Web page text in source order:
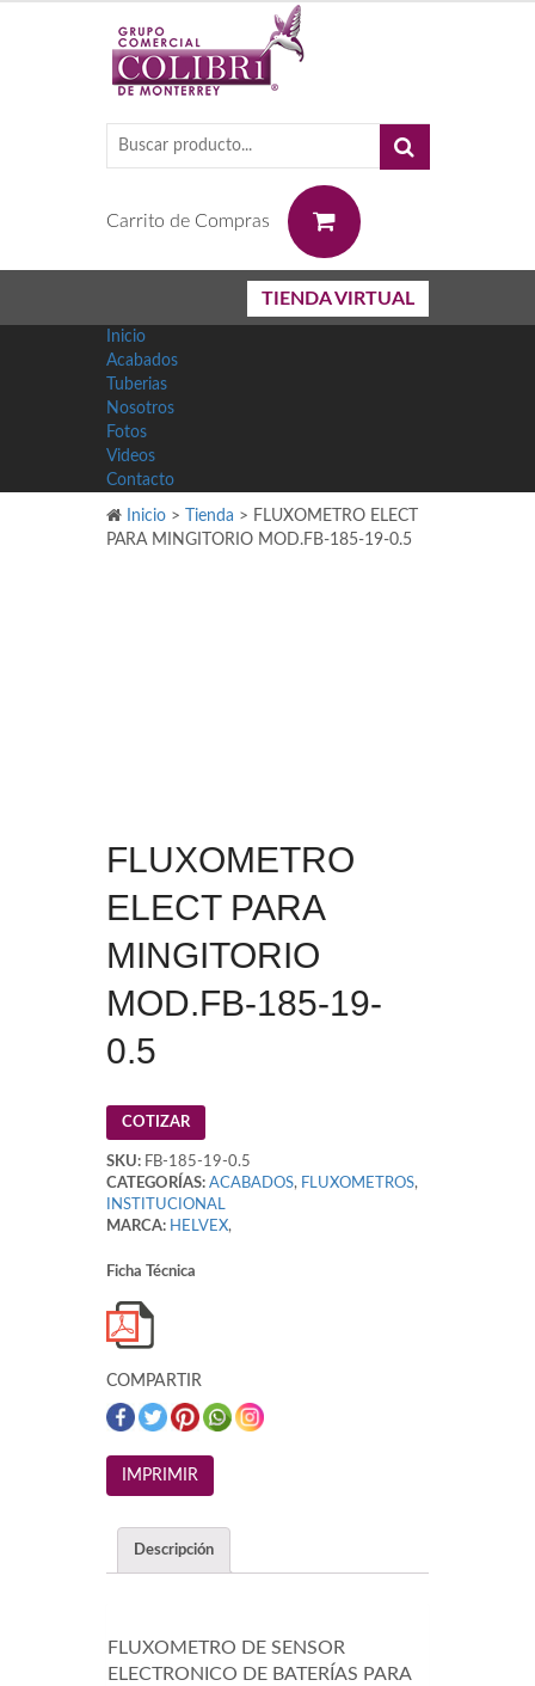
Carrito de Compras
TIENDA VIRTUAL
Inicio
Acabados
Tuberias
Nosotros
Fotos
Videos
Contacto
Inicio > Tienda > FLUXOMETRO ELECT
PARA MINGITORIO MOD.FB-185-19-0.5
FLUXOMETRO
ELECT PARA
MINGITORIO
MOD.FB-185-19-
0.5
COTIZAR
SKU: FB-185-19-0.5
CATEGORÍAS: ACABADOS, FLUXOMETROS,
INSTITUCIONAL
MARCA: HELVEX,
Ficha Técnica
COMPARTIR
Descripción
FLUXOMETRO DE SENSOR
ELECTRONICO DE BATERÍAS PARA